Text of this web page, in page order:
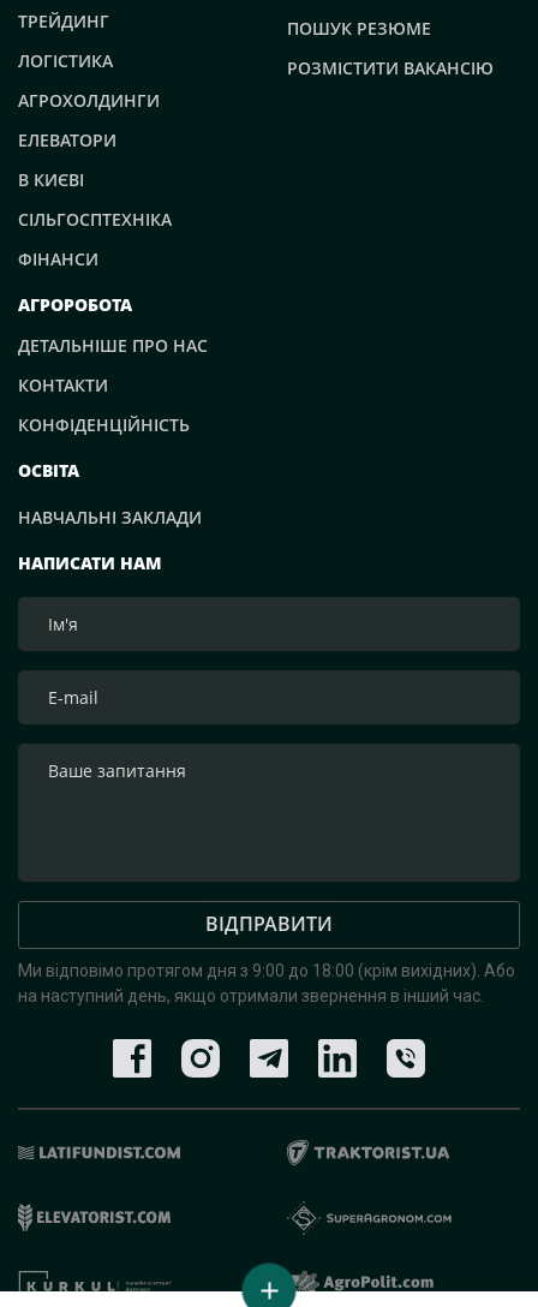
НАПИСАТИ НАМ
ВІДПРАВИТИ
Ми відповімо протягом дня з 9:00 до 18:00 (крім вихідних). Або
на наступний день, якщо отримали звернення в інший час.
ТРЕЙДИНГ
ЛОГІСТИКА
АГРОХОЛДИНГИ
ЕЛЕВАТОРИ
В КИЄВІ
СІЛЬГОСПТЕХНІКА
ФІНАНСИ
ПОШУК РЕЗЮМЕ
РОЗМІСТИТИ ВАКАНСІЮ
АГРОРОБОТА
ДЕТАЛЬНІШЕ ПРО НАС
КОНТАКТИ
КОНФІДЕНЦІЙНІСТЬ
ОСВІТА
НАВЧАЛЬНІ ЗАКЛАДИ